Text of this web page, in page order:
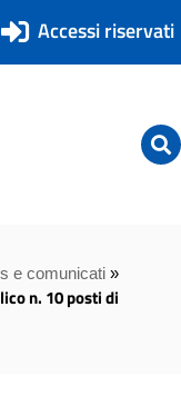
Accessi riservati
Salerno
Salerno
e comunicati»
n. 10 posti di